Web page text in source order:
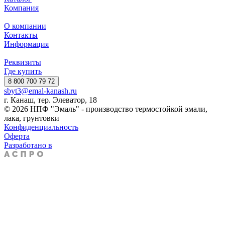
Компания
О компании
Контакты
Информация
Реквизиты
Где купить
8 800 700 79 72
sbyt3@emal-kanash.ru
г. Канаш, тер. Элеватор, 18
© 2026 НПФ "Эмаль" - производство термостойкой эмали,
лака, грунтовки
Конфиденциальность
Оферта
Разработано в